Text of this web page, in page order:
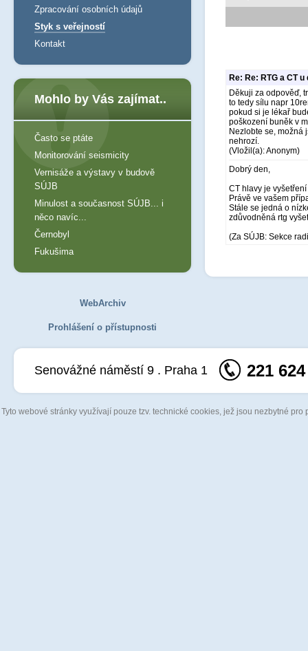
Re: Re: RTG a CT u
Děkuji za odpověď,
to tedy sílu napr
pokud si je lékař
poškození buněk v
Nezlobte se, možná
nehrozí.
(Vložil(a): Anonym)
Dobrý den,
CT hlavy je
Právě ve vašem
Stále se jedná o
zdůvodněná rtg
(Za SÚJB: Sekce
Zpracování osobních údajů
Styk s veřejností
Kontakt
Mohlo by Vás zajímat..
Často se ptáte
Monitorování seismicity
Vernisáže a výstavy v budově
SÚJB
Minulost a současnost SÚJB... i
něco navíc...
Černobyl
Fukušima
WebArchiv
Prohlášení o přístupnosti
Senovážné náměstí 9 . Praha 1 221
Tyto webové stránky využívají pouze tzv. technické cookies, jež jsou nezbytné